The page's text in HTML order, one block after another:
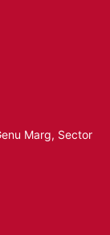
Marg, Sector